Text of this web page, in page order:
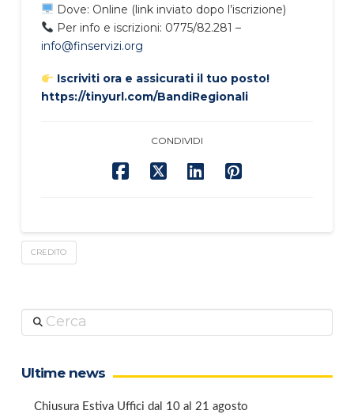
Dove: Online (link inviato dopo l’iscrizione)
Per info e iscrizioni: 0775/82.281 –
info@finservizi.org
Iscriviti ora e assicurati il tuo posto!
https://tinyurl.com/BandiRegionali
CONDIVIDI
CREDITO
Cerca
Ultime news
Chiusura Estiva Uffici dal 10 al 21 agosto